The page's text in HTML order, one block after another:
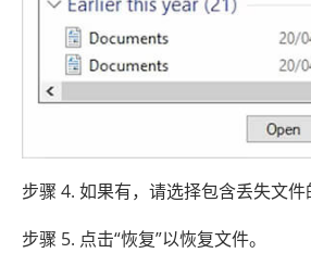
步骤 4. 如果有，请选择包含丢失文件
步骤 5. 点击“恢复”以恢复文件。